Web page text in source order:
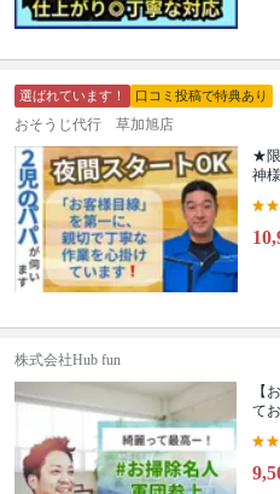
選ばれています！ 口コミ投稿で特典あり
おそうじ代行 草加旭店
★限
神
株式会社Hub fun
【
て